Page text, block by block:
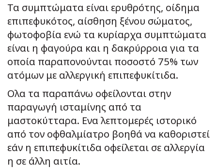
Τα συμπτώματα είναι ερυθρότης, οίδημα
επιπεφυκότος, αίσθηση ξένου σώματος,
φωτοφοβία ενώ τα κυρίαρχα συμπτώματα
είναι η φαγούρα και η δακρύρροια για τα
οποία παραπονούνται ποσοστό 75% των
ατόμων με αλλεργική επιπεφυκίτιδα.
Ολα τα παραπάνω οφείλονται στην
παραγωγή ισταμίνης από τα
μαστοκύτταρα. Ενα λεπτομερές ιστορικό
από τον οφθαλμίατρο βοηθά να καθοριστεί
εάν η επιπεφυκίτιδα οφείλεται σε αλλεργία
η σε άλλη αιτία.